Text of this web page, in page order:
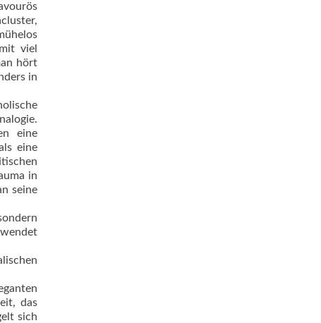
viel
hört
in
eine
eine
in
seine
das
sich